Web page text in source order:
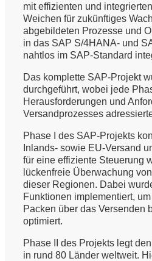
mit effizienten und
Weichen für zukünftiges
abgebildeten Prozesse und
in das SAP S/4HANA- und
nahtlos im SAP-Standard
Das komplette SAP-Projekt
durchgeführt, wobei jede
Herausforderungen und
Versandprozesses
Phase I des SAP-Projekts
Inlands- sowie EU-Versand
für eine effiziente Steuerung
lückenfreie Überwachung
dieser Regionen. Dabei
Funktionen implementiert,
Packen über das Versenden
optimiert.
Phase II des Projekts legt
in rund 80 Länder weltweit.